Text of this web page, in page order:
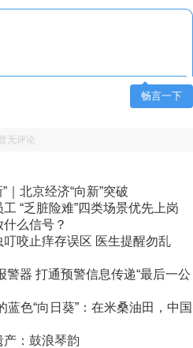
畅言一下
无评论
｜北京经济“向新”突破
“乏脏险难”四类场景优先上岗
么信号？
叮咬止痒存误区 医生提醒勿乱
器 打通预警信息传递“最后一公
色“向日葵”：在米桑油田，中国
：鼓浪琴韵